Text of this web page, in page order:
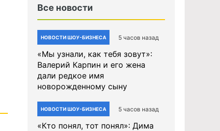
Все новости
НОВОСТИ ШОУ-БИЗНЕСА 5 часов назад
«Мы узнали, как тебя зовут»:
Валерий Карпин и его жена
дали редкое имя
новорожденному сыну
НОВОСТИ ШОУ-БИЗНЕСА 5 часов назад
«Кто понял, тот понял»: Дима